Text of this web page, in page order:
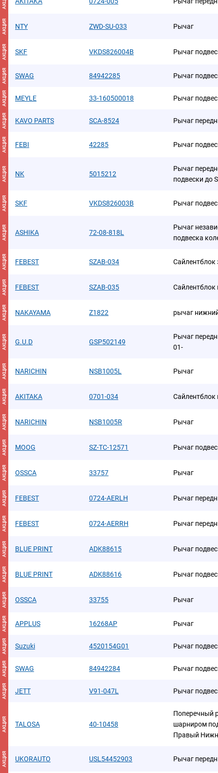
АКЦИЯ NTY ZWD-SU-033 Рычаг
АКЦИЯ SKF VKDS826004B Рычаг
АКЦИЯ SWAG 84942285 Рычаг
АКЦИЯ MEYLE 33-160500018 Рычаг
АКЦИЯ KAVO PARTS SCA-8524 Рычаг
АКЦИЯ FEBI 42285 Рычаг
АКЦИЯ NK 5015212
Рычаг
подвески до
АКЦИЯ SKF VKDS826003B Рычаг
АКЦИЯ ASHIKA 72-08-818L
Рычаг
подвеска
АКЦИЯ FEBEST SZAB-034 Сайлентблок
АКЦИЯ FEBEST SZAB-035 Сайлентблок
АКЦИЯ NAKAYAMA Z1822 рычаг
АКЦИЯ G.U.D GSP502149
Рычаг
01-
АКЦИЯ NARICHIN NSB1005L Рычаг
АКЦИЯ AKITAKA 0701-034 Сайлентблок
АКЦИЯ NARICHIN NSB1005R Рычаг
АКЦИЯ MOOG SZ-TC-12571 Рычаг
АКЦИЯ OSSCA 33757 Рычаг
АКЦИЯ FEBEST 0724-AERLH Рычаг
АКЦИЯ FEBEST 0724-AERRH Рычаг
АКЦИЯ BLUE PRINT ADK88615 Рычаг
АКЦИЯ BLUE PRINT ADK88616 Рычаг
АКЦИЯ OSSCA 33755 Рычаг
АКЦИЯ APPLUS 16268AP Рычаг
АКЦИЯ Suzuki 4520154G01 Рычаг
АКЦИЯ SWAG 84942284 Рычаг
АКЦИЯ JETT V91-047L Рычаг
АКЦИЯ TALOSA 40-10458
Поперечный
шарниром
Правый
АКЦИЯ UKORAUTO USL54452903 Рычаг